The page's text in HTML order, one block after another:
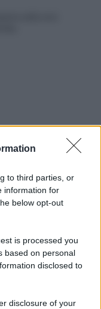
to third parties, or
information for
below opt-out
is processed you
based on personal
disclosed to
disclosure of your
con obbligo di
addio a un grande
sannita